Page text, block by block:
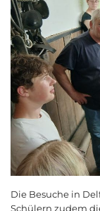
Die Besuche in
Schülern zudem